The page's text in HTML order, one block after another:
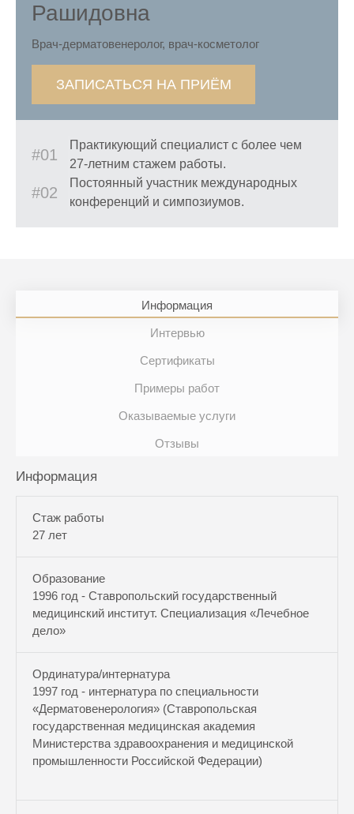
Рашидовна
Врач-дерматовенеролог, врач-косметолог
ЗАПИСАТЬСЯ НА ПРИЁМ
#01
Практикующий специалист с более чем
27-летним стажем работы.
#02
Постоянный участник международных
конференций и симпозиумов.
Информация
Интервью
Сертификаты
Примеры работ
Оказываемые услуги
Отзывы
Информация
Стаж работы
27 лет
Образование
1996 год - Ставропольский государственный
медицинский институт. Специализация «Лечебное
дело»
Ординатура/интернатура
1997 год - интернатура по специальности
«Дерматовенерология» (Ставропольская
государственная медицинская академия
Министерства здравоохранения и медицинской
промышленности Российской Федерации)